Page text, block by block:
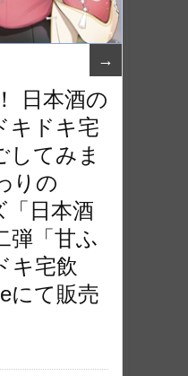
→
日本酒の
キドキ宅
してみま
りの
「日本酒
弾「甘ふ
キ宅飲
にて販売